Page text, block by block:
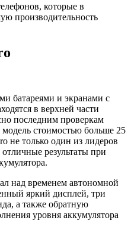
которые в
производительность
батареями и экранами с
в верхней части
последним проверкам
стоимостью больше 25
не только один из лидеров
результаты при
над временем автономной
яркий дисплей, три
а также обратную
уровня аккумулятора